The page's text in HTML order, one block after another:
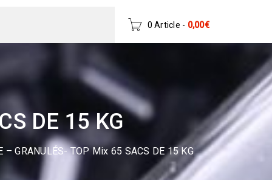
0 Article - 0,00€
DE 15 KG
– GRANULÉS- TOP Mix 65 SACS DE 15 KG